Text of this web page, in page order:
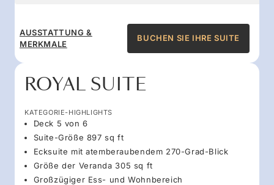
AUSSTATTUNG &
MERKMALE
BUCHEN SIE IHRE SUITE
ROYAL SUITE
KATEGORIE-HIGHLIGHTS
Deck 5 von 6
Suite-Größe 897 sq ft
Ecksuite mit atemberaubendem 270-Grad-Blick
Größe der Veranda 305 sq ft
Großzügiger Ess- und Wohnbereich